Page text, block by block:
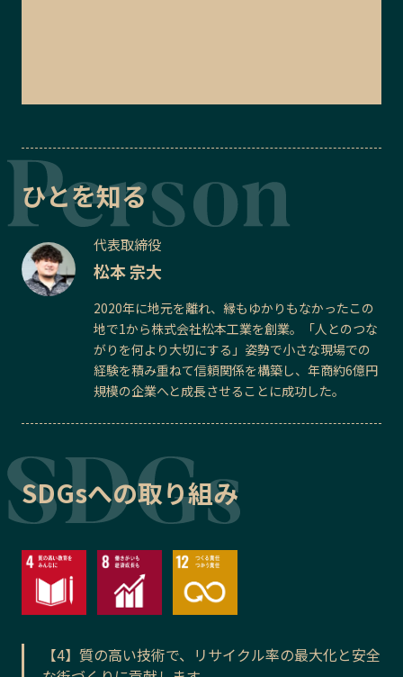
ひとを知る
代表取締役
松本 宗大
2020年に地元を離れ、縁もゆかりもなかったこの
地で1から株式会社松本工業を創業。「人とのつな
がりを何より大切にする」姿勢で小さな現場での
経験を積み重ねて信頼関係を構築し、年商約6億円
規模の企業へと成長させることに成功した。
SDGsへの取り組み
【4】質の高い技術で、リサイクル率の最大化と安全